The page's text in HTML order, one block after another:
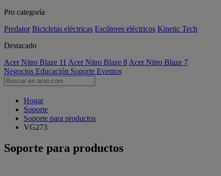
Pro categoría
Predator Bicicletas eléctricas Escúteres eléctricos Kinetic Tech
Destacado
Acer Nitro Blaze 11 Acer Nitro Blaze 8 Acer Nitro Blaze 7
Negocios Educación Soporte Eventos
Hogar
Soporte
Soporte para productos
VG273
Soporte para productos